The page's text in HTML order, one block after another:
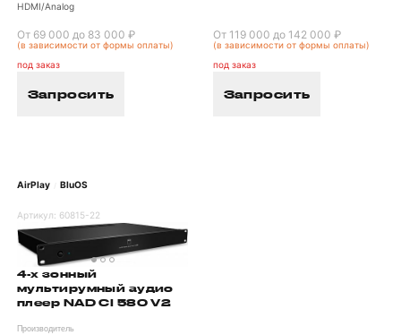
HDMI/Analog
От 69 000 до 83 000 ₽
(в зависимости от формы оплаты)
под заказ
Запросить
От 119 000 до 142 000 ₽
(в зависимости от формы оплаты)
под заказ
Запросить
AirPlay BluOS
Артикул: 60815-22
4-х зонный
мультирумный аудио
плеер NAD CI 580 V2
Производитель